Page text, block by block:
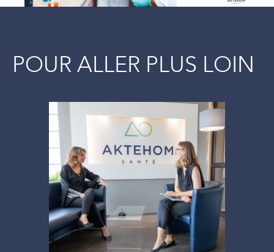
POUR ALLER PLUS LOIN